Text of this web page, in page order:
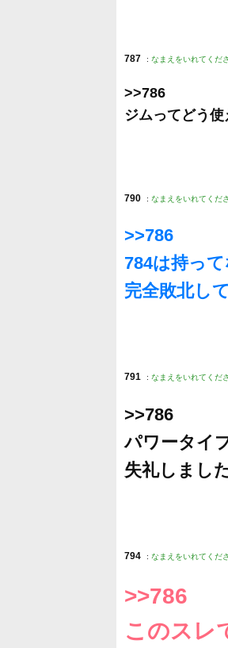
787 : なまえをいれてくだ
>>786
ジムってどう
790 : なまえをいれてくだ
>>786
784は持っ
完全敗北し
791 : なまえをいれてくだ
>>786
パワータイ
失礼しまし
794 : なまえをいれてくだ
>>786
このスレ